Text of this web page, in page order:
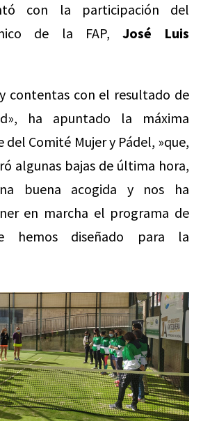
con la participación del
de la FAP, José Luis
contentas con el resultado de
ha apuntado la máxima
Comité Mujer y Pádel, »que,
algunas bajas de última hora,
buena acogida y nos ha
en marcha el programa de
hemos diseñado para la